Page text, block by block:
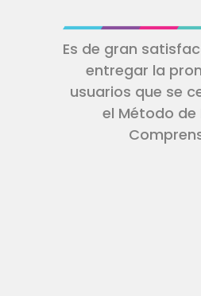
Es de gran
entregar la
usuarios que se
el Método de